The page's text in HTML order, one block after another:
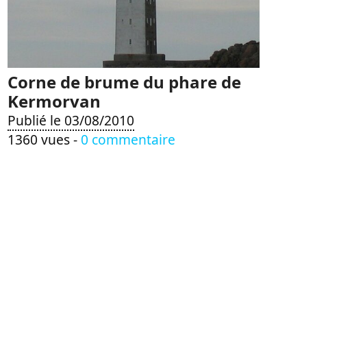
Corne de brume du phare de
Kermorvan
Publié le 03/08/2010
1360 vues - 0 commentaire